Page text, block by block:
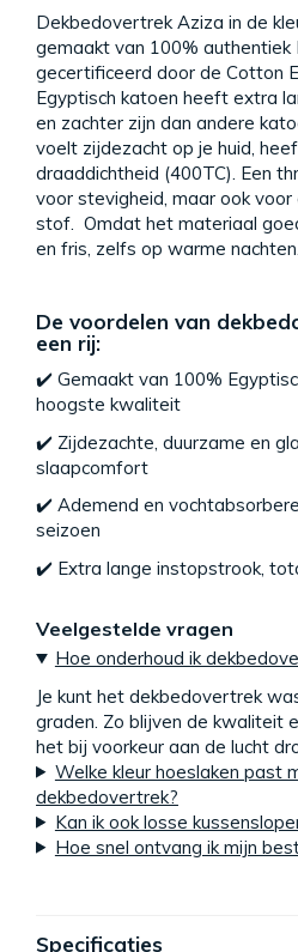
Dekbedovertrek Aziza in de
gemaakt van 100% authentiek
gecertificeerd door de Cotton
Egyptisch katoen heeft extra
en zachter zijn dan andere
voelt zijdezacht op je huid,
draaddichtheid (400TC). Een
voor stevigheid, maar ook
stof. Omdat het materiaal
en fris, zelfs op warme nachten.
De voordelen van
een rij:
✔️ Gemaakt van 100%
hoogste kwaliteit
✔️ Zijdezachte, duurzame en
slaapcomfort
✔️ Ademend en
seizoen
✔️ Extra lange instopstrook,
Veelgestelde vragen
Hoe onderhoud ik
Je kunt het dekbedovertrek
graden. Zo blijven de kwaliteit
het bij voorkeur aan de lucht
Welke kleur hoeslaken past
dekbedovertrek?
Kan ik ook losse
Hoe snel ontvang ik mijn
Specificaties